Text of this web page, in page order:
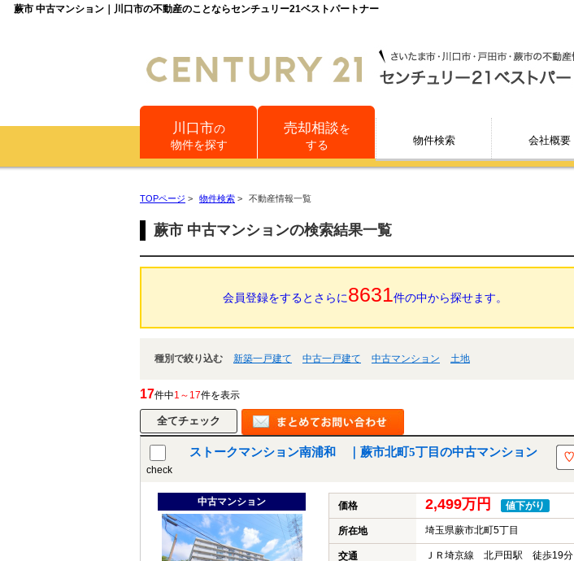
蕨市 中古マンション｜川口市の不動産のことならセンチュリー21ベストパートナー
川口市の
物件を探す
売却相談を
する
物件検索 会社概要
TOPページ > 物件検索 > 不動産情報一覧
蕨市 中古マンションの検索結果一覧
会員登録をするとさらに8631件の中から探せます。
種別で絞り込む 新築一戸建て 中古一戸建て 中古マンション 土地
17件中1～17件を表示
check
ストークマンション南浦和 ｜蕨市北町5丁目の中古マンション
中古マンション 価格 2,499万円 値下がり
所在地 埼玉県蕨市北町5丁目
交通 ＪＲ埼京線 北戸田駅 徒歩19分